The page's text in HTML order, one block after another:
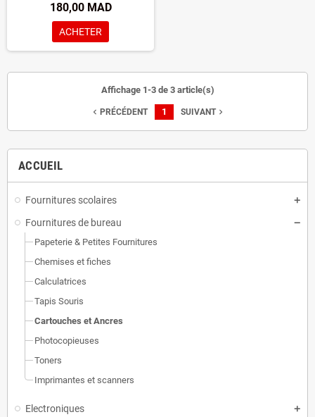
ACCUEIL
Fournitures scolaires
Fournitures de bureau
Papeterie & Petites Fournitures
Chemises et fiches
Calculatrices
Tapis Souris
Cartouches et Ancres
Photocopieuses
Toners
Imprimantes et scanners
Electroniques
180,00 MAD
ACHETER
Affichage 1-3 de 3 article(s)
navigate_before PRÉCÉDENT 1 SUIVANTnavigate_next